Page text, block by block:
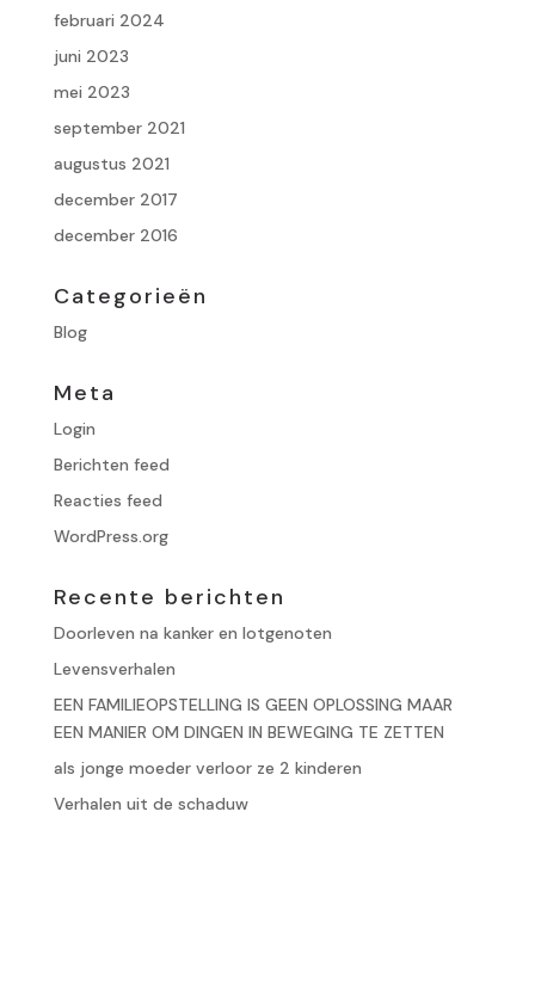
februari 2024
juni 2023
mei 2023
september 2021
augustus 2021
december 2017
december 2016
Categorieën
Blog
Meta
Login
Berichten feed
Reacties feed
WordPress.org
Recente berichten
Doorleven na kanker en lotgenoten
Levensverhalen
EEN FAMILIEOPSTELLING IS GEEN OPLOSSING MAAR
EEN MANIER OM DINGEN IN BEWEGING TE ZETTEN
als jonge moeder verloor ze 2 kinderen
Verhalen uit de schaduw